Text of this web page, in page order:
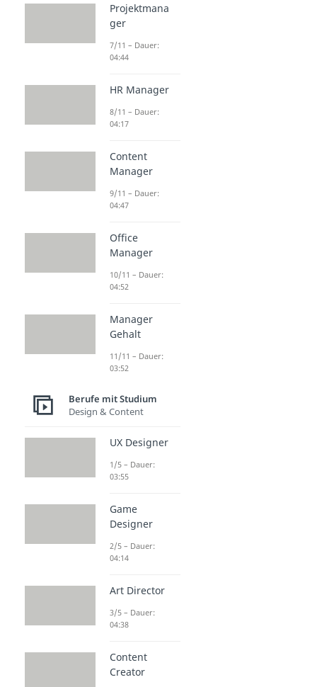
Projektmana
ger
7/11 – Dauer:
04:44
HR Manager
8/11 – Dauer:
04:17
Content
Manager
9/11 – Dauer:
04:47
Office
Manager
10/11 – Dauer:
04:52
Manager
Gehalt
11/11 – Dauer:
03:52
Berufe mit Studium
Design & Content
UX Designer
1/5 – Dauer:
03:55
Game
Designer
2/5 – Dauer:
04:14
Art Director
3/5 – Dauer:
04:38
Content
Creator